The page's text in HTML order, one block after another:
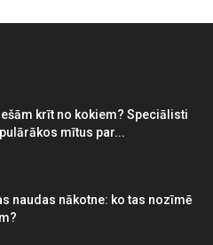
krīt no kokiem? Speciālisti
mītus par...
naudas nākotne: ko tas nozīmē